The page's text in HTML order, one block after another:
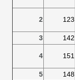
2 123
3 142
4 151
5 148